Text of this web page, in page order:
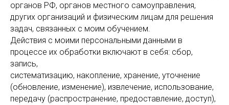
органов РФ, органов местного самоуправления,
других организаций и физическим лицам для решения
задач, связанных с моим обучением.
Действия с моими персональными данными в
процессе их обработки включают в себя: сбор,
запись,
систематизацию, накопление, хранение, уточнение
(обновление, изменение), извлечение, использование,
передачу (распространение, предоставление, доступ),